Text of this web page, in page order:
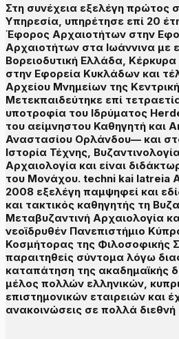
Στη συνέχεια εξελέγη πρώτος
Υπηρεσία, υπηρέτησε επί 20
Έφορος Αρχαιοτήτων στην
Αρχαιοτήτων στα Ιωάννινα με
Βορειοδυτική Ελλάδα,
στην Εφορεία Κυκλάδων και
Αρχείου Μνημείων της
Μετεκπαιδεύτηκε επί
υποτροφία του Ιδρύματος
του αείμνηστου Καθηγητή και
Αναστασίου Ορλάνδου— και
Ιστορία Τέχνης,
Αρχαιολογία και είναι
του Μονάχου. techni kai latreia
2008 εξελέγη παμψηφεί και
και τακτικός καθηγητής τη
Μεταβυζαντινή Αρχαιολογία
νεοϊδρυθέν Πανεπιστήμιο
Κοσμήτορας της Φιλοσοφικής
παραιτηθείς σύντομα λόγω
καταπάτηση της ακαδημαϊκής
μέλος πολλών ελληνικών,
επιστημονικών εταιρειών και
ανακοινώσεις σε πολλά διεθνή